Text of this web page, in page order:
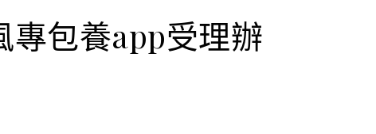
專包養app受理辦